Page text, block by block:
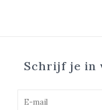
Schrijf je in